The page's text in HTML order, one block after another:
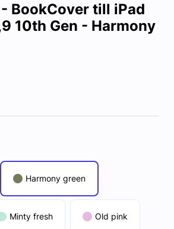
BookCover till iPad
10th Gen - Harmony
Harmony green
Minty fresh Old pink